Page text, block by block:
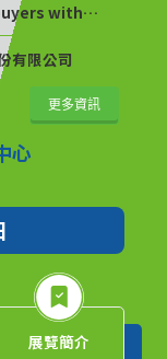
with
有限公司
更多資訊
心
展覽簡介